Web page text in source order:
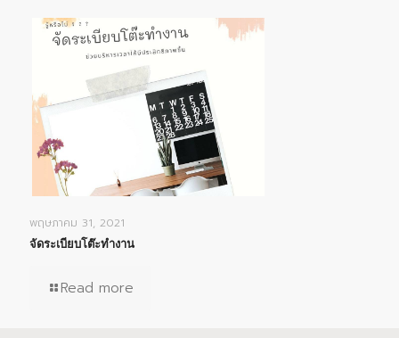
พฤษภาคม 31, 2021
จัดระเบียบโต๊ะทำงาน
Read more